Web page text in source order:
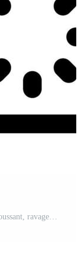
mouche tapette meurtre insectes, moustique repoussant, ravageur contrôle icône Vecteur Pro